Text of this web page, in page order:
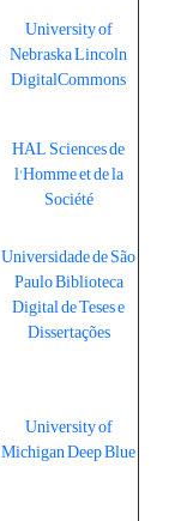
University of
Nebraska Lincoln
DigitalCommons
HAL Sciences de
l'Homme et de la
Société
Universidade de São
Paulo Biblioteca
Digital de Teses e
Dissertações
University of
Michigan Deep Blue